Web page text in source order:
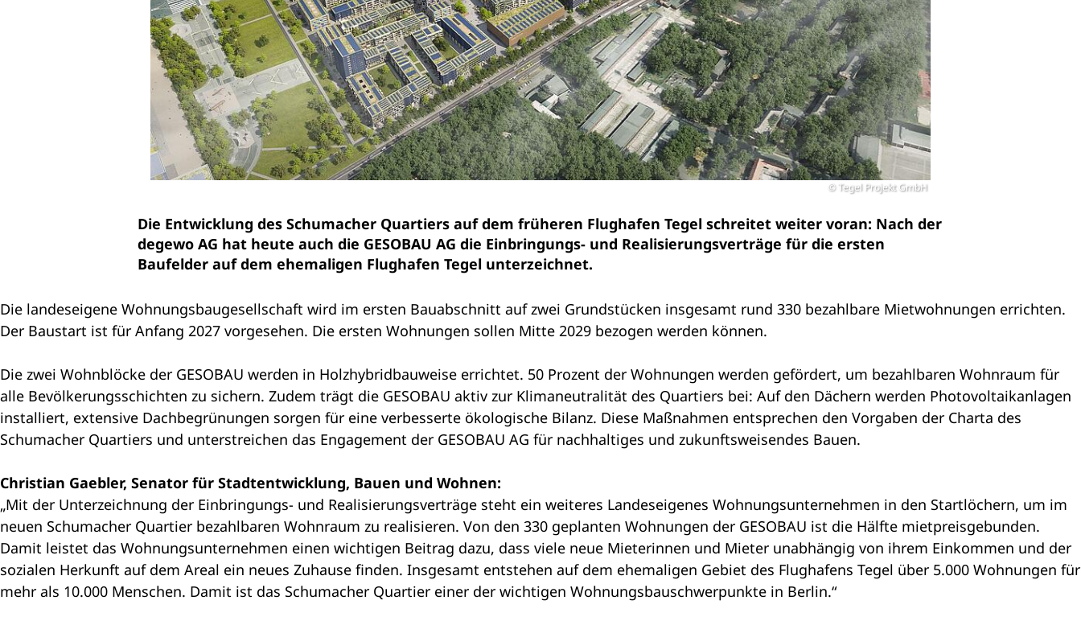
Tegel Projekt GmbH
Die Entwicklung des Schumacher Quartiers auf dem früheren Flughafen Tegel schreitet weiter voran: Nach der
degewo AG hat heute auch die GESOBAU AG die Einbringungs- und Realisierungsverträge für die ersten
Baufelder auf dem ehemaligen Flughafen Tegel unterzeichnet.
Die landeseigene Wohnungsbaugesellschaft wird im ersten Bauabschnitt auf zwei Grundstücken insgesamt rund 330 bezahlbare Mietwohnungen errichten.
Der Baustart ist für Anfang 2027 vorgesehen. Die ersten Wohnungen sollen Mitte 2029 bezogen werden können.
Die zwei Wohnblöcke der GESOBAU werden in Holzhybridbauweise errichtet. 50 Prozent der Wohnungen werden gefördert, um bezahlbaren Wohnraum für
alle Bevölkerungsschichten zu sichern. Zudem trägt die GESOBAU aktiv zur Klimaneutralität des Quartiers bei: Auf den Dächern werden Photovoltaikanlagen
installiert, extensive Dachbegrünungen sorgen für eine verbesserte ökologische Bilanz. Diese Maßnahmen entsprechen den Vorgaben der Charta des
Schumacher Quartiers und unterstreichen das Engagement der GESOBAU AG für nachhaltiges und zukunftsweisendes Bauen.
Christian Gaebler, Senator für Stadtentwicklung, Bauen und Wohnen:
„Mit der Unterzeichnung der Einbringungs- und Realisierungsverträge steht ein weiteres Landeseigenes Wohnungsunternehmen in den Startlöchern, um im
neuen Schumacher Quartier bezahlbaren Wohnraum zu realisieren. Von den 330 geplanten Wohnungen der GESOBAU ist die Hälfte mietpreisgebunden.
Damit leistet das Wohnungsunternehmen einen wichtigen Beitrag dazu, dass viele neue Mieterinnen und Mieter unabhängig von ihrem Einkommen und der
sozialen Herkunft auf dem Areal ein neues Zuhause finden. Insgesamt entstehen auf dem ehemaligen Gebiet des Flughafens Tegel über 5.000 Wohnungen für
mehr als 10.000 Menschen. Damit ist das Schumacher Quartier einer der wichtigen Wohnungsbauschwerpunkte in Berlin.“